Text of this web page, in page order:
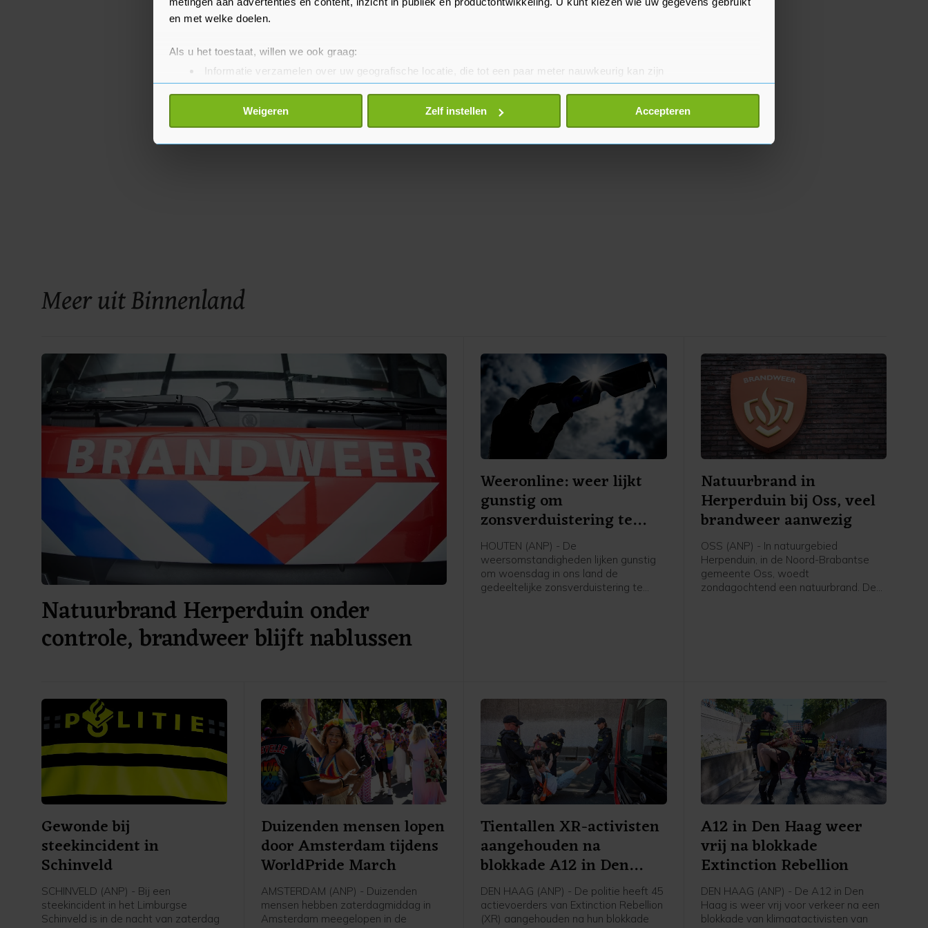
en met welke doelen.
Als u het toestaat, willen we ook graag:
Informatie verzamelen over uw geografische locatie, die tot een paar meter nauwkeurig kan zijn
Uw apparaat identificeren door het actief te scannen op specifieke eigenschappen (fingerprinting)
Lees meer over hoe uw persoonlijke gegevens worden verwerkt en stel uw voorkeuren in het
detailgedeelte
toestemming op elk moment wijzigen of intrekken in de Cookieverklaring.
Weigeren Zelf instellen Accepteren
Meer uit Binnenland
Natuurbrand Herperduin onder
controle, brandweer blijft nablussen
Weeronline: weer lijkt
gunstig om
zonsverduistering te
zien
HOUTEN (ANP) - De
weersomstandigheden lijken gunstig
om woensdag in ons land de
gedeeltelijke zonsverduistering te
Natuurbrand in
Herperduin bij Oss, veel
brandweer aanwezig
OSS (ANP) - In natuurgebied
Herpenduin, in de Noord-Brabantse
gemeente Oss, woedt
zondagochtend een natuurbrand. De
Gewonde bij
steekincident in
Schinveld
SCHINVELD (ANP) - Bij een
steekincident in het Limburgse
Schinveld is in de nacht van zaterdag
Duizenden mensen lopen
door Amsterdam tijdens
WorldPride March
AMSTERDAM (ANP) - Duizenden
mensen hebben zaterdagmiddag in
Amsterdam meegelopen in de
Tientallen XR-activisten
aangehouden na
blokkade A12 in Den
Haag
DEN HAAG (ANP) - De politie heeft 45
actievoerders van Extinction Rebellion
(XR) aangehouden na hun blokkade
A12 in Den Haag weer
vrij na blokkade
Extinction Rebellion
DEN HAAG (ANP) - De A12 in Den
Haag is weer vrij voor verkeer na een
blokkade van klimaatactivisten van